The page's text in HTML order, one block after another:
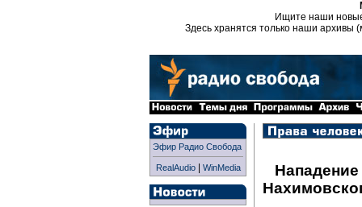
Ищите наши
Здесь хранятся только наши архивы
Эфир Радио Свобода
RealAudio| WinMedia
Нападение